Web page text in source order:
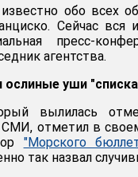
обо всех
Сейчас вся
пресс-
агентства.
ослиные уши
вылилась
отметил в
"Морского
так назвал